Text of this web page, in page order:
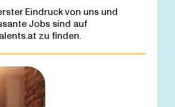
Eindruck von uns und
Jobs sind auf
zu finden.